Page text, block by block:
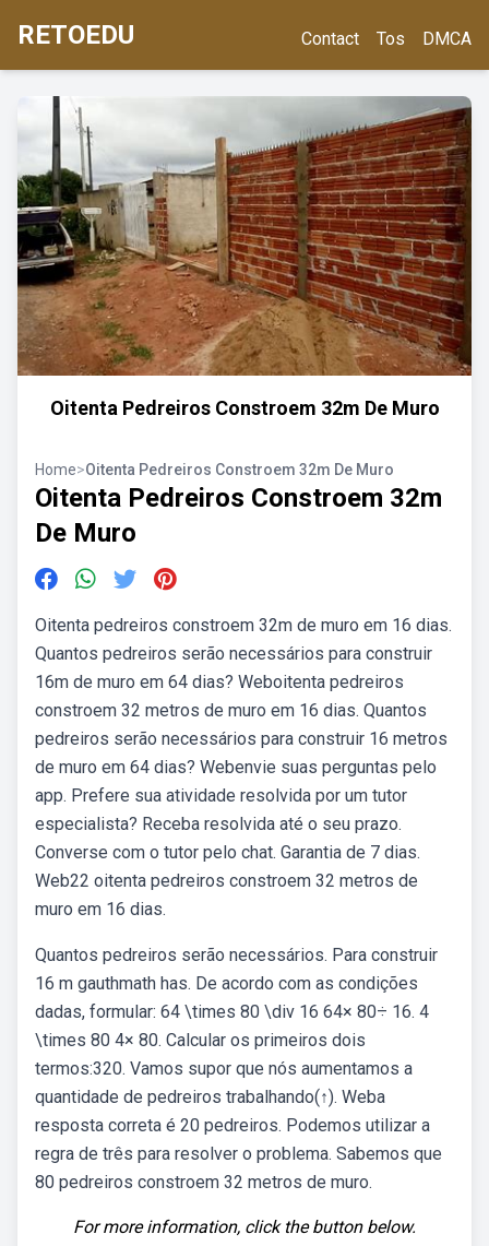
RETOEDU Contact Tos DMCA
Oitenta Pedreiros Constroem 32m De Muro
Home>Oitenta Pedreiros Constroem 32m De Muro
Oitenta Pedreiros Constroem 32m
De Muro
Oitenta pedreiros constroem 32m de muro em 16 dias.
Quantos pedreiros serão necessários para construir
16m de muro em 64 dias? Weboitenta pedreiros
constroem 32 metros de muro em 16 dias. Quantos
pedreiros serão necessários para construir 16 metros
de muro em 64 dias? Webenvie suas perguntas pelo
app. Prefere sua atividade resolvida por um tutor
especialista? Receba resolvida até o seu prazo.
Converse com o tutor pelo chat. Garantia de 7 dias.
Web22 oitenta pedreiros constroem 32 metros de
muro em 16 dias.
Quantos pedreiros serão necessários. Para construir
16 m gauthmath has. De acordo com as condições
dadas, formular: 64 \times 80 \div 16 64× 80÷ 16. 4
\times 80 4× 80. Calcular os primeiros dois
termos:320. Vamos supor que nós aumentamos a
quantidade de pedreiros trabalhando(↑). Weba
resposta correta é 20 pedreiros. Podemos utilizar a
regra de três para resolver o problema. Sabemos que
80 pedreiros constroem 32 metros de muro.
For more information, click the button below.